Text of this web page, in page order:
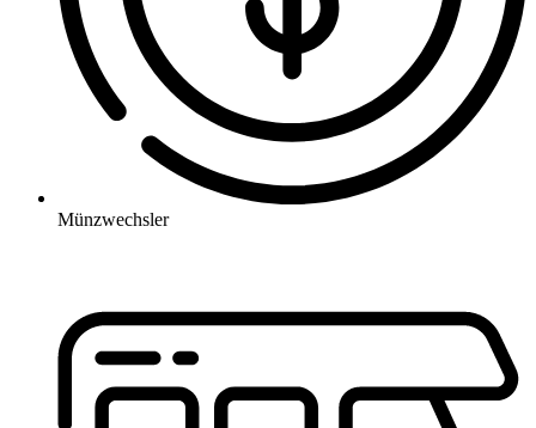
Münzwechsler